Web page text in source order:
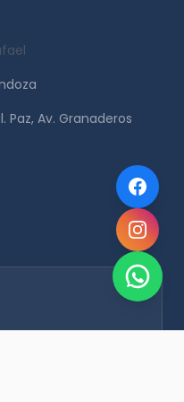
Paz, Av. Granaderos